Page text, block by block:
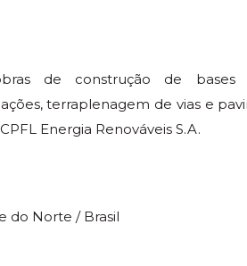
de construção de bases
terraplenagem de vias e
Energia Renováveis S.A.
do Norte / Brasil